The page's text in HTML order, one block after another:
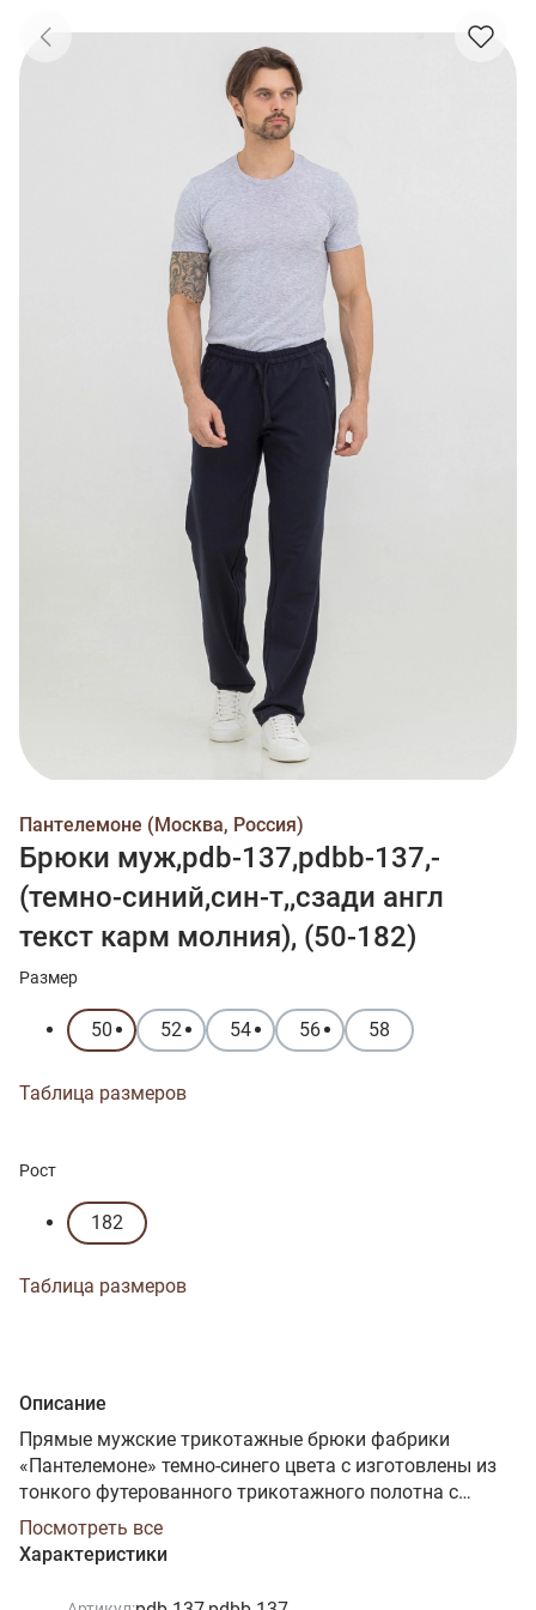
Пантелемоне (Москва, Россия)
Брюки муж,pdb-137,pdbb-137,-
(темно-синий,син-т,,сзади англ
текст карм молния), (50-182)
Размер
50 52 54 56 58
Таблица размеров
Рост
182
Таблица размеров
Описание
Прямые мужские трикотажные брюки фабрики
«Пантелемоне» темно-синего цвета с изготовлены из
тонкого футерованного трикотажного полотна с
лайкрой. 95% хлопка в его составе обеспечивают
хорошие гигроскопичность и воздухопроницаемость.
Лайкра делает полотно более стабильным по форме и
прочным. Брюки прямые, среднего объема. Нижние
Посмотреть все
Характеристики